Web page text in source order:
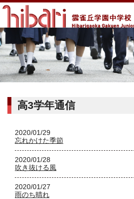
高3学年通信
2020/01/29
忘れかけた季節
2020/01/28
吹き抜ける風
2020/01/27
雨のち晴れ